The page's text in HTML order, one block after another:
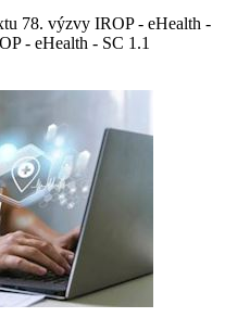
78. výzvy IROP - eHealth -
- eHealth - SC 1.1